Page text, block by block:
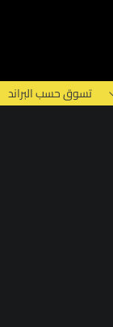
تسوق حسب البراند